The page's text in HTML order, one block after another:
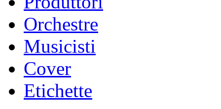
Orchestre
Musicisti
Cover
Etichette